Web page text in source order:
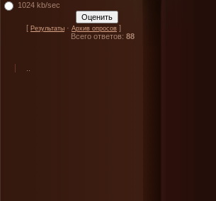
1024 kb/sec
[ Результаты · Архив опросов ]
Всего ответов: 88